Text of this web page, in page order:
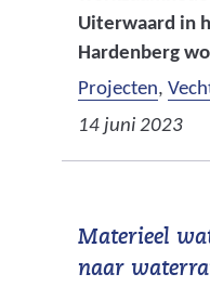
Uiterwaard in
Hardenberg
Projecten,
14 juni 2023
Materieel
naar